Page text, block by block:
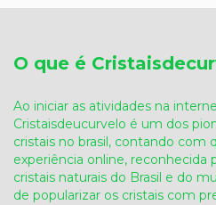
O que é
Ao iniciar as atividades na
Cristaisdeucurvelo é um dos
cristais no brasil, contando com
experiência online, reconhecida
cristais naturais do Brasil e do
de popularizar os cristais com